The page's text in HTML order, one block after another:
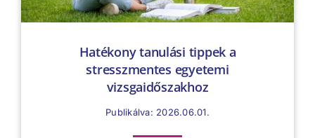
Hatékony tanulási tippek a
stresszmentes egyetemi
vizsgaidőszakhoz
Publikálva: 2026.06.01.